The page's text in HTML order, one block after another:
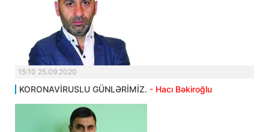
15:10 25.09.2020
KORONAVİRUSLU GÜNLƏRİMİZ. - Hacı Bəkiroğlu